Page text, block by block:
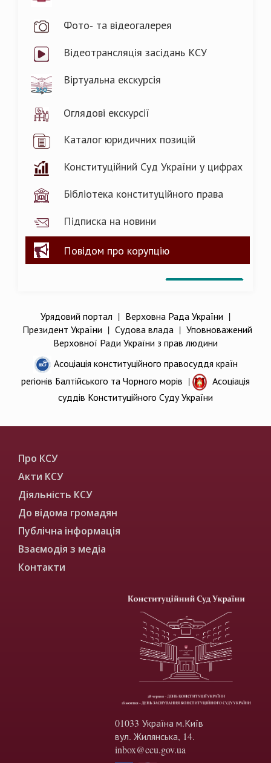
Фото- та відеогалерея
Відеотрансляція засідань КСУ
Віртуальна екскурсія
Оглядові екскурсії
Каталог юридичних позицій
Конституційний Суд України у цифрах
Бібліотека конституційного права
Підписка на новини
Повідом про корупцію
Урядовий портал | Верховна Рада України |
Президент України | Судова влада| Уповноважений
Верховної Ради України з прав людини
Асоціація конституційного правосуддя країн
регіонів Балтійського та Чорного морів |
Асоціація
суддів Конституційного Суду України
Про КСУ
Акти КСУ
Діяльність КСУ
До відома громадян
Публічна інформація
Взаємодія з медіа
Контакти
01033 Україна м.Київ
вул. Жилянська, 14.
inbox@ccu.gov.ua